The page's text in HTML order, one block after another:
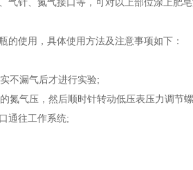
使用，具体使用方法及注意事项如下：
不漏气后才进行实验;
气压，然后顺时针转动低压表压力调节
通往工作系统;